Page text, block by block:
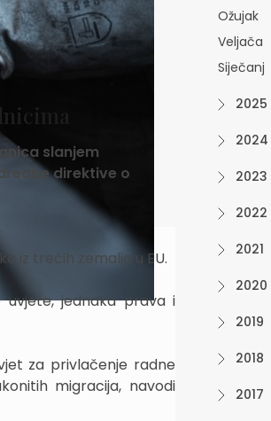
slanjem
direktive o
iz trećih zemalja u EU.
jednaka prava i
za privlačenje radne
migracija, navodi
Ožujak
Veljača
Siječanj
2025
2024
2023
2022
2021
2020
2019
2018
2017